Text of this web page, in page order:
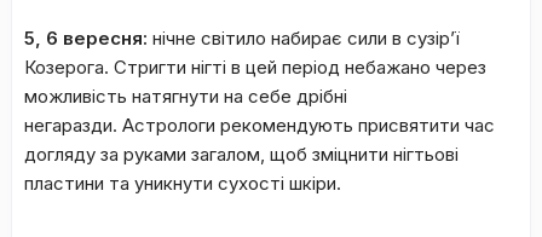
5, 6 вересня: нічне світило набирає сили в сузір’ї
Козерога. Стригти нігті в цей період небажано через
можливість натягнути на себе дрібні
негаразди. Астрологи рекомендують присвятити час
догляду за руками загалом, щоб зміцнити нігтьові
пластини та уникнути сухості шкіри.